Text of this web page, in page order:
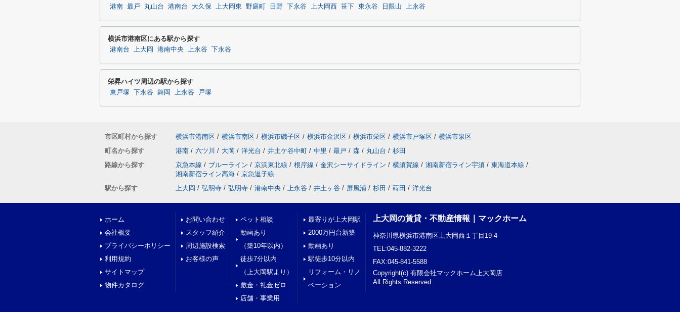
港南 最戸 丸山台 港南台 大久保 上大岡東 野庭町 日野 下永谷 上大岡西 笹下 東永谷 日限山 上永谷
横浜市港南区にある駅から探す
港南台 上大岡 港南中央 上永谷 下永谷
栄昇ハイツ周辺の駅から探す
東戸塚 下永谷 舞岡 上永谷 戸塚
市区町村から探す 横浜市港南区 / 横浜市南区 / 横浜市磯子区 / 横浜市金沢区 / 横浜市栄区 / 横浜市戸塚区 / 横浜市泉区
町名から探す
港南 / 六ツ川 / 大岡 / 洋光台 / 井土ケ谷中町 / 中里 / 最戸 / 森 / 丸山台 / 杉田
路線から探す
京急本線 / ブルーライン / 京浜東北線 / 根岸線 / 金沢シーサイドライン / 横須賀線 / 湘南新宿ライン宇須 / 東海道本線 /
湘南新宿ライン高海 / 京急逗子線
駅から探す
上大岡 / 弘明寺 / 弘明寺 / 港南中央 / 上永谷 / 井土ヶ谷 / 屏風浦 / 杉田 / 蒔田 / 洋光台
ホーム
会社概要
プライバシーポリシー
利用規約
サイトマップ
物件カタログ
お問い合わせ
スタッフ紹介
周辺施設検索
お客様の声
ペット相談
動画あり
（築10年以内）
徒歩7分以内
（上大岡駅より）
敷金・礼金ゼロ
店舗・事業用
最寄りが上大岡駅
2000万円台新築
動画あり
駅徒歩10分以内
リフォーム・リノ
ベーション
上大岡の賃貸・不動産情報｜マックホーム
神奈川県横浜市港南区上大岡西１丁目19-4
TEL:045-882-3222
FAX:045-841-5588
Copyright(c) 有限会社マックホーム上大岡店
All Rights Reserved.